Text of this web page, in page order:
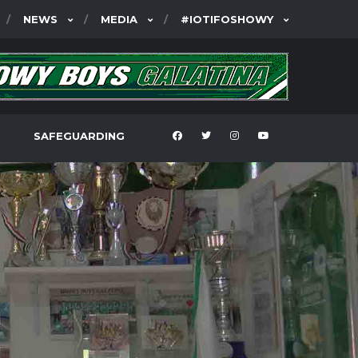
NEWS MEDIA #IOTIFOSHOWY
SAFEGUARDING